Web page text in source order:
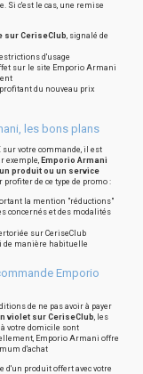
Si c'est le cas, une remise
sur CeriseClub, signalé de
d'usage
sur le site Emporio Armani
du nouveau prix
les bons plans
sur votre commande, il est
exemple, Emporio Armani
produit ou un service
de ce type de promo :
la mention "réductions"
concernés et des modalités
sur CeriseClub
de manière habituelle
Emporio
de ne pas avoir à payer
violet sur CeriseClub, les
votre domicile sont
Emporio Armani offre
d'achat
d'un produit offert avec votre